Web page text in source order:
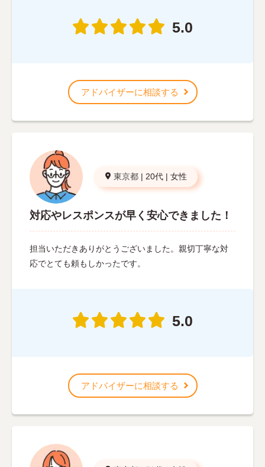
5.0
アドバイザーに相談する
東京都 | 20代 | 女性
対応やレスポンスが早く安心できました！
担当いただきありがとうございました。親切丁寧な対
応でとても頼もしかったです。
5.0
アドバイザーに相談する